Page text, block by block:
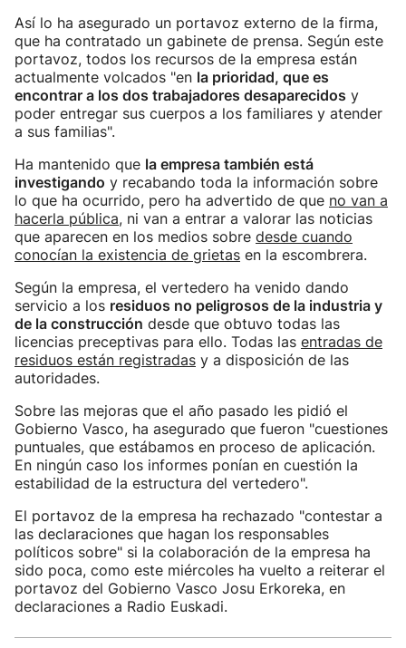
Así lo ha asegurado un portavoz externo de la firma,
que ha contratado un gabinete de prensa. Según este
portavoz, todos los recursos de la empresa están
actualmente volcados "en la prioridad, que es
encontrar a los dos trabajadores desaparecidos y
poder entregar sus cuerpos a los familiares y atender
a sus familias".
Ha mantenido que la empresa también está
investigando y recabando toda la información sobre
lo que ha ocurrido, pero ha advertido de que no van a
hacerla pública, ni van a entrar a valorar las noticias
que aparecen en los medios sobre desde cuando
conocían la existencia de grietas en la escombrera.
Según la empresa, el vertedero ha venido dando
servicio a los residuos no peligrosos de la industria y
de la construcción desde que obtuvo todas las
licencias preceptivas para ello. Todas las entradas de
residuos están registradas y a disposición de las
autoridades.
Sobre las mejoras que el año pasado les pidió el
Gobierno Vasco, ha asegurado que fueron "cuestiones
puntuales, que estábamos en proceso de aplicación.
En ningún caso los informes ponían en cuestión la
estabilidad de la estructura del vertedero".
El portavoz de la empresa ha rechazado "contestar a
las declaraciones que hagan los responsables
políticos sobre" si la colaboración de la empresa ha
sido poca, como este miércoles ha vuelto a reiterar el
portavoz del Gobierno Vasco Josu Erkoreka, en
declaraciones a Radio Euskadi.